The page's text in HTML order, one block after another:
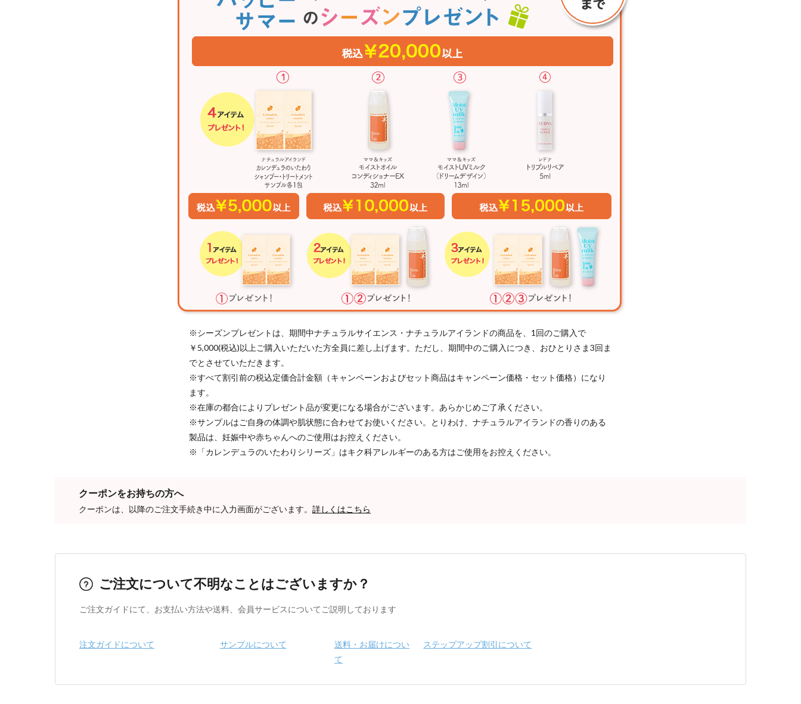
※シーズンプレゼントは、期間中ナチュラルサイエンス・ナチュラルアイランドの商品を、1回のご購入で
￥5,000(税込)以上ご購入いただいた方全員に差し上げます。ただし、期間中のご購入につき、おひとりさま3回ま
でとさせていただきます。
※すべて割引前の税込定価合計金額（キャンペーンおよびセット商品はキャンペーン価格・セット価格）になり
ます。
※在庫の都合によりプレゼント品が変更になる場合がございます。あらかじめご了承ください。
※サンプルはご自身の体調や肌状態に合わせてお使いください。とりわけ、ナチュラルアイランドの香りのある
製品は、妊娠中や赤ちゃんへのご使用はお控えください。
※「カレンデュラのいたわりシリーズ」はキク科アレルギーのある方はご使用をお控えください。
クーポンをお持ちの方へ
クーポンは、以降のご注文手続き中に入力画面がございます。 詳しくはこちら
ご注文について不明なことはございますか？
ご注文ガイドにて、お支払い方法や送料、会員サービスについてご説明しております
注文ガイドについて サンプルについて
送料・お届けについ
て
ステップアップ割引について